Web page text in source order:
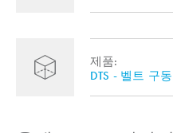
제품:
DTS - 벨트 구